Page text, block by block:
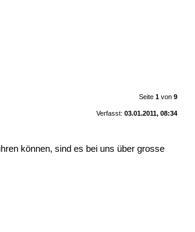
Seite 1von 9
Verfasst: 03.01.2011, 08:34
können, sind es bei uns über grosse